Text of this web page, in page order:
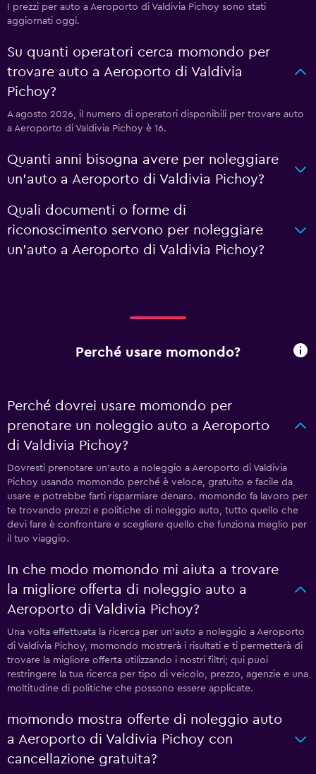
I prezzi per auto a Aeroporto di Valdivia Pichoy sono stati
aggiornati oggi.
Su quanti operatori cerca momondo per
trovare auto a Aeroporto di Valdivia
Pichoy?
A agosto 2026, il numero di operatori disponibili per trovare auto
a Aeroporto di Valdivia Pichoy è 16.
Quanti anni bisogna avere per noleggiare
un'auto a Aeroporto di Valdivia Pichoy?
Quali documenti o forme di
riconoscimento servono per noleggiare
un'auto a Aeroporto di Valdivia Pichoy?
Perché usare momondo?
Perché dovrei usare momondo per
prenotare un noleggio auto a Aeroporto
di Valdivia Pichoy?
Dovresti prenotare un'auto a noleggio a Aeroporto di Valdivia
Pichoy usando momondo perché è veloce, gratuito e facile da
usare e potrebbe farti risparmiare denaro. momondo fa lavoro per
te trovando prezzi e politiche di noleggio auto, tutto quello che
devi fare è confrontare e scegliere quello che funziona meglio per
il tuo viaggio.
In che modo momondo mi aiuta a trovare
la migliore offerta di noleggio auto a
Aeroporto di Valdivia Pichoy?
Una volta effettuata la ricerca per un'auto a noleggio a Aeroporto
di Valdivia Pichoy, momondo mostrerà i risultati e ti permetterà di
trovare la migliore offerta utilizzando i nostri filtri; qui puoi
restringere la tua ricerca per tipo di veicolo, prezzo, agenzie e una
moltitudine di politiche che possono essere applicate.
momondo mostra offerte di noleggio auto
a Aeroporto di Valdivia Pichoy con
cancellazione gratuita?